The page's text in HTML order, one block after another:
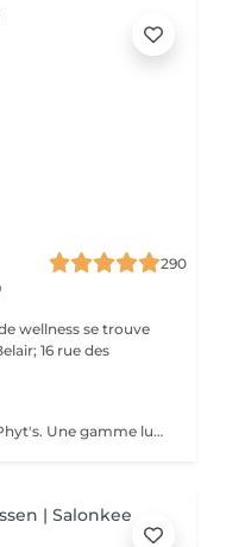
290
wellness se trouve
16 rue des
Le soin par excellence anti âge signé Phyt's. Une gamme luxueuse qui permet un traitement aux actifs puissants naturels et complets des peaux matures. Réduction des rides, fermeté ...une efficacité prouvée et résultat visible dès le 1 er soin. Ce soin commence par un rafraîchissement stimulant des pieds pour favoriser la circulation sanguine et la relaxation.